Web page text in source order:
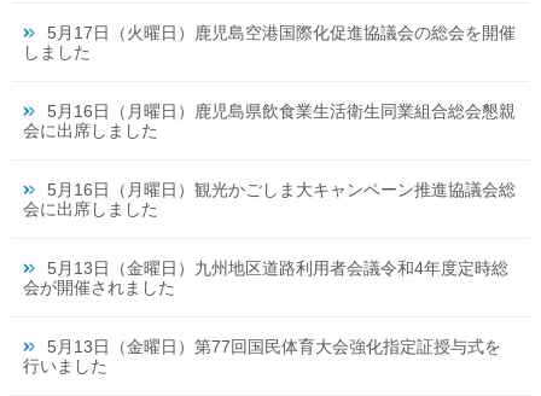
5月17日（火曜日）鹿児島空港国際化促進協議会の総会を開催
しました
5月16日（月曜日）鹿児島県飲食業生活衛生同業組合総会懇親
会に出席しました
5月16日（月曜日）観光かごしま大キャンペーン推進協議会総
会に出席しました
5月13日（金曜日）九州地区道路利用者会議令和4年度定時総
会が開催されました
5月13日（金曜日）第77回国民体育大会強化指定証授与式を
行いました